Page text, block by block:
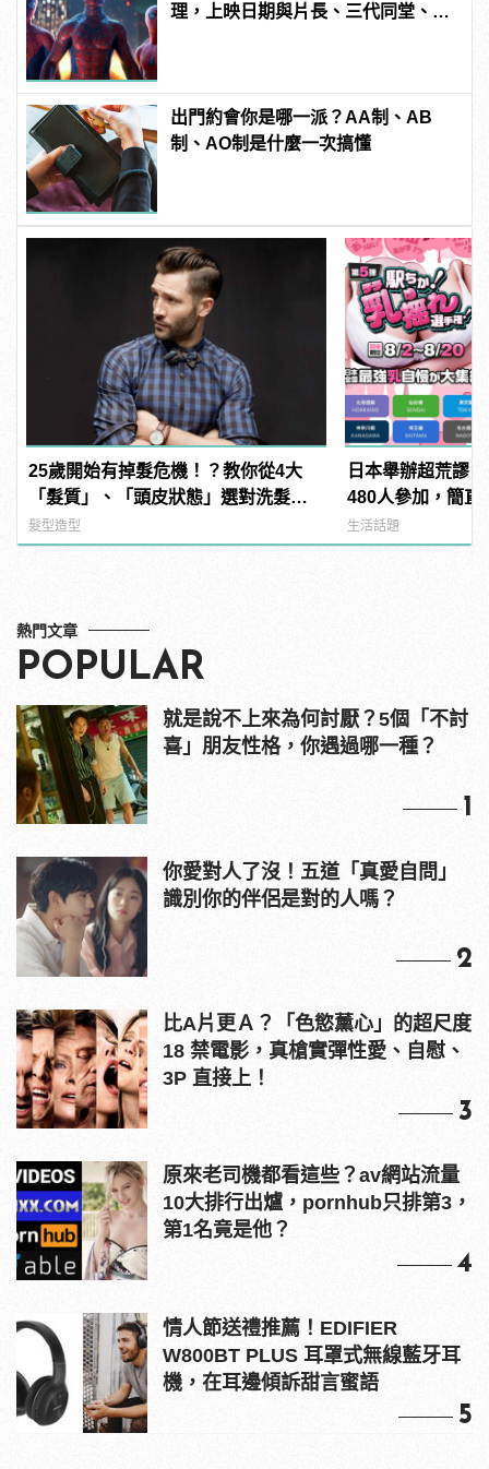
理，上映日期與片長、三代同堂、湯
出門約會你是哪一派？AA制、AB
制、AO制是什麼一次搞懂
25歲開始有掉髮危機！？教你從4大
「髮質」、「頭皮狀態」選對洗髮
品，避免落髮、保養清潔一次到位！
髮型造型
日本舉辦超荒謬
480人參加，簡直
manfashion這樣
生活話題
熱門文章
POPULAR
就是說不上來為何討厭？5個「不討
喜」朋友性格，你遇過哪一種？
1
你愛對人了沒！五道「真愛自問」
識別你的伴侶是對的人嗎？
2
比A片更Ａ？「色慾薰心」的超尺度
18 禁電影，真槍實彈性愛、自慰、
3P 直接上！
3
原來老司機都看這些？av網站流量
10大排行出爐，pornhub只排第3，
第1名竟是他？
4
情人節送禮推薦！EDIFIER
W800BT PLUS 耳罩式無線藍牙耳
機，在耳邊傾訴甜言蜜語
5